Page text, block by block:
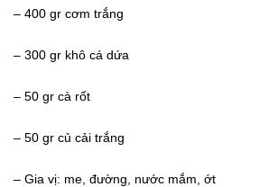
– 400 gr cơm trắng
– 300 gr khô cá dứa
– 50 gr cà rốt
– 50 gr củ cải trắng
– Gia vị: me, đường, nước mắm, ớt